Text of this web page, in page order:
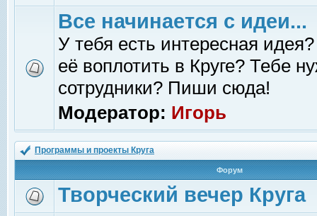
Все начинается с идеи...
У тебя есть интересная
её воплотить в Круге? Тебе
сотрудники? Пиши сюда!
Модератор: Игорь
Программы и проекты Круга
Форум
Творческий вечер Круга